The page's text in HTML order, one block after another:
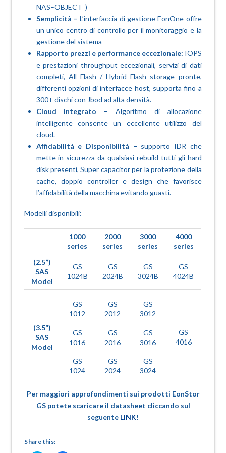
NAS–OBJECT )
Semplicità – L’interfaccia di gestione EonOne offre
un unico centro di controllo per il monitoraggio e la
gestione del sistema
Rapporto prezzi e performance eccezionale: IOPS
e prestazioni throughput eccezionali, servizi di dati
completi, All Flash / Hybrid Flash storage pronte,
differenti opzioni di interfacce host, supporta fino a
300+ dischi con Jbod ad alta densità.
Cloud integrato – Algoritmo di allocazione
intelligente consente un eccellente utilizzo del
cloud.
Affidabilità e Disponibilità – supporto IDR che
mette in sicurezza da qualsiasi rebuild tutti gli hard
disk presenti, Super capacitor per la protezione della
cache, doppio controller e design che favorisce
l’affidabilità della macchina evitando guasti.
Modelli disponibili:
1000
series
2000
series
3000
series
4000
series
(2.5”)
SAS
Model
GS
1024B
GS
2024B
GS
3024B
GS
4024B
(3.5”)
SAS
Model
GS
1012
GS
1016
GS
1024
GS
2012
GS
2016
GS
2024
GS
3012
GS
3016
GS
3024
GS
4016
Per maggiori approfondimenti sui prodotti EonStor
GS potete scaricare il datasheet cliccando sul
seguente LINK!
Share this: